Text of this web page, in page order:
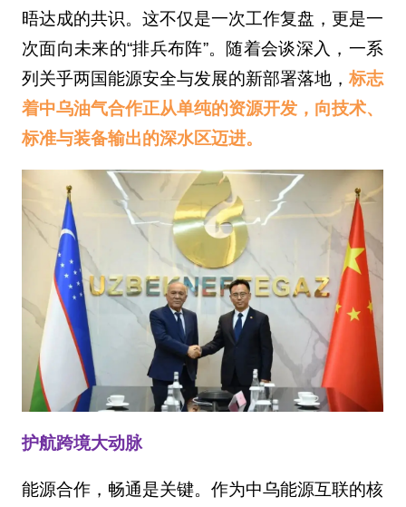
晤达成的共识。这不仅是一次工作复盘，更是一
次面向未来的“排兵布阵”。随着会谈深入，一系
列关乎两国能源安全与发展的新部署落地， 标志
着中乌油气合作正从单纯的资源开发，向技术、
标准与装备输出的深水区迈进。
护航跨境大动脉
能源合作，畅通是关键。作为中乌能源互联的核